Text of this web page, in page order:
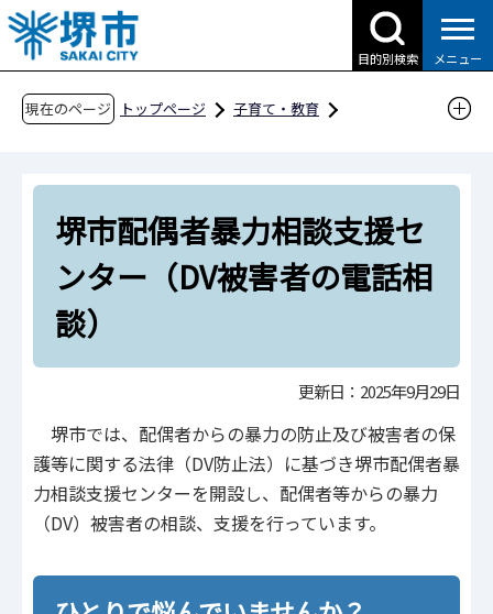
こ
の
ペ
目的別検索 メニュー
現在のページ トップページ
子育て・教育
相談したい
DVに関する相談
配偶者暴力相談支援センター
堺市配偶者暴力相談支援センター（DV被害者の
電話相談）
堺市配偶者暴力相談支援セ
ンター（DV被害者の電話相
談）
更新日：2025年9月29日
堺市では、配偶者からの暴力の防止及び被害者の保
護等に関する法律（DV防止法）に基づき堺市配偶者暴
力相談支援センターを開設し、配偶者等からの暴力
（DV）被害者の相談、支援を行っています。